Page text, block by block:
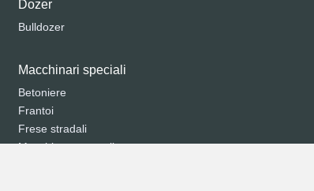
Dozer
Bulldozer
Macchinari speciali
Betoniere
Frantoi
Frese stradali
Macchine comunali